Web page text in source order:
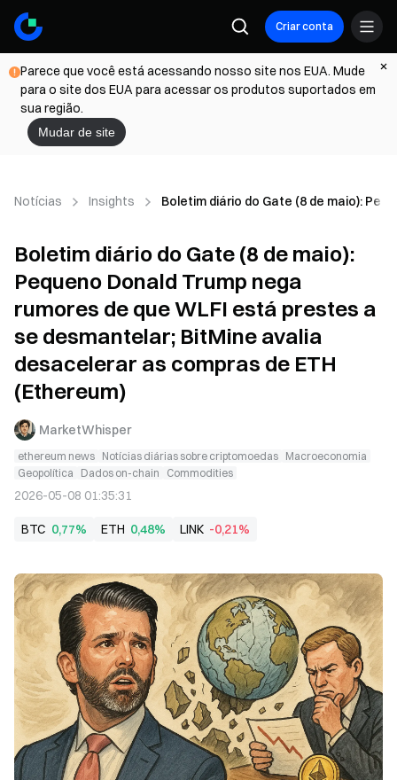
Criar conta
Parece que você está acessando nosso site nos EUA. Mude
para o site dos EUA para acessar os produtos suportados em
sua região.
Mudar de site
Notícias Insights Boletim diário do Gate (8 de maio):
Boletim diário do Gate (8 de maio):
Pequeno Donald Trump nega
rumores de que WLFI está prestes a
se desmantelar; BitMine avalia
desacelerar as compras de ETH
(Ethereum)
MarketWhisper
ethereum news Notícias diárias sobre criptomoedas Macroeconomia
Geopolítica
Dados on-chain Commodities
2026-05-08 01:35:31
BTC 0,77% ETH 0,48% LINK -0,21%